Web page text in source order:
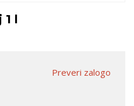
1 l
Preveri zalogo